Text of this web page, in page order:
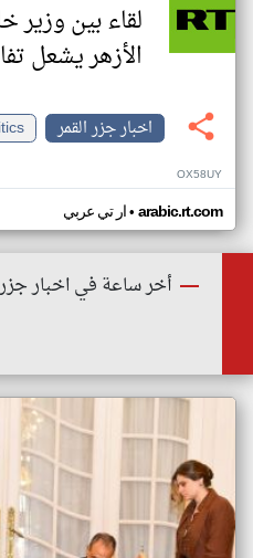
لقاء بين وزير
الأزهر يشعل
اخبار جزر القمر
OX58UY
ار تي عربي• arabic.rt.com
أخر ساعة في اخبار جزر